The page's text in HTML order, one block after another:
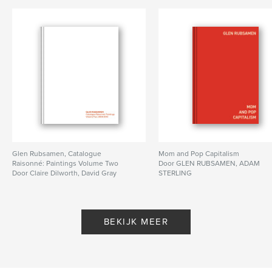
Glen Rubsamen, Catalogue
Raisonné: Paintings Volume Two
Door Claire Dilworth, David Gray
Mom and Pop Capitalism
Door GLEN RUBSAMEN, ADAM
STERLING
BEKIJK MEER